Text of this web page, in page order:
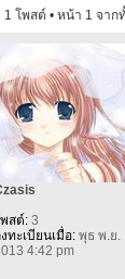
1 โพสต์ • หน้า 1 จาก
สต์:3
ทะเบียนเมื่อ:พุธ พ.ย.
4:42 pm